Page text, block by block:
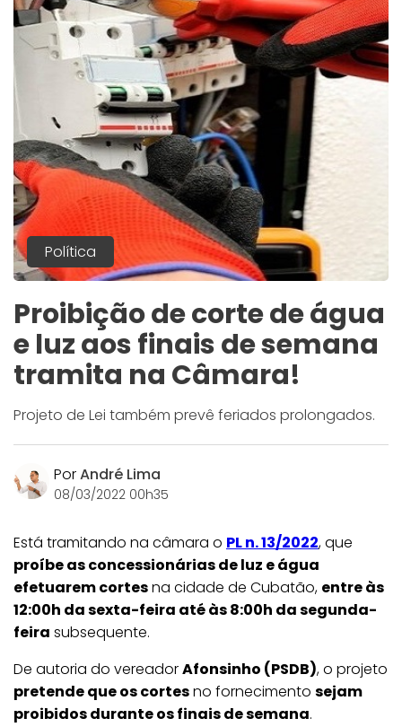
Política
Proibição de corte de água
e luz aos finais de semana
tramita na Câmara!
Projeto de Lei também prevê feriados prolongados.
PorAndré Lima
08/03/2022 00h35
Está tramitando na câmara o PL n. 13/2022, que
proíbe as concessionárias de luz e água
efetuarem cortesna cidade de Cubatão, entre às
12:00h da sexta-feira até às 8:00h da segunda-
feira subsequente.
De autoria do vereadorAfonsinho (PSDB), o projeto
pretende que os cortesno fornecimento sejam
proibidos durante os finais de semana.